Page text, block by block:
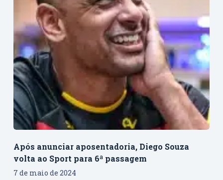
Após anunciar aposentadoria, Diego Souza
volta ao Sport para 6ª passagem
7 de maio de 2024